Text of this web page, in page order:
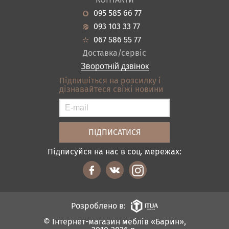
Кухня
Передпокої
Ванна
Акціі
Новини
Гарантія
Кредит
Оплата і доставка
Відгуки
Контакти
Карта сайту
Умови покупки
095 585 66 77
093 103 33 77
067 586 55 77
Доставка/сервіс
Зворотній дзвінок
Підпишіться на розсилку і
дізнавайтеся свіжі новини
Підписуйся на нас в соц. мережах:
© Інтернет-магазин меблів «Барин»,
Розроблено в: